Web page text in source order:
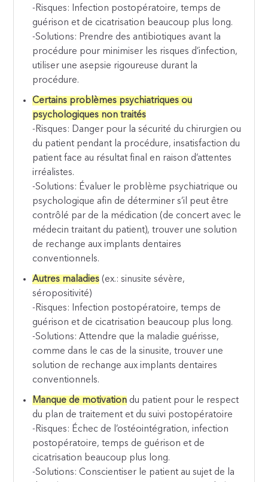
-Risques: Infection postopératoire, temps de
guérison et de cicatrisation beaucoup plus long.
-Solutions: Prendre des antibiotiques avant la
procédure pour minimiser les risques d’infection,
utiliser une asepsie rigoureuse durant la
procédure.
Certains problèmes psychiatriques ou
psychologiques non traités
-Risques: Danger pour la sécurité du chirurgien ou
du patient pendant la procédure, insatisfaction du
patient face au résultat final en raison d’attentes
irréalistes.
-Solutions: Évaluer le problème psychiatrique ou
psychologique afin de déterminer s’il peut être
contrôlé par de la médication (de concert avec le
médecin traitant du patient), trouver une solution
de rechange aux implants dentaires
conventionnels.
Autres maladies (ex.: sinusite sévère,
séropositivité)
-Risques: Infection postopératoire, temps de
guérison et de cicatrisation beaucoup plus long.
-Solutions: Attendre que la maladie guérisse,
comme dans le cas de la sinusite, trouver une
solution de rechange aux implants dentaires
conventionnels.
Manque de motivation du patient pour le respect
du plan de traitement et du suivi postopératoire
-Risques: Échec de l’ostéointégration, infection
postopératoire, temps de guérison et de
cicatrisation beaucoup plus long.
-Solutions: Conscientiser le patient au sujet de la